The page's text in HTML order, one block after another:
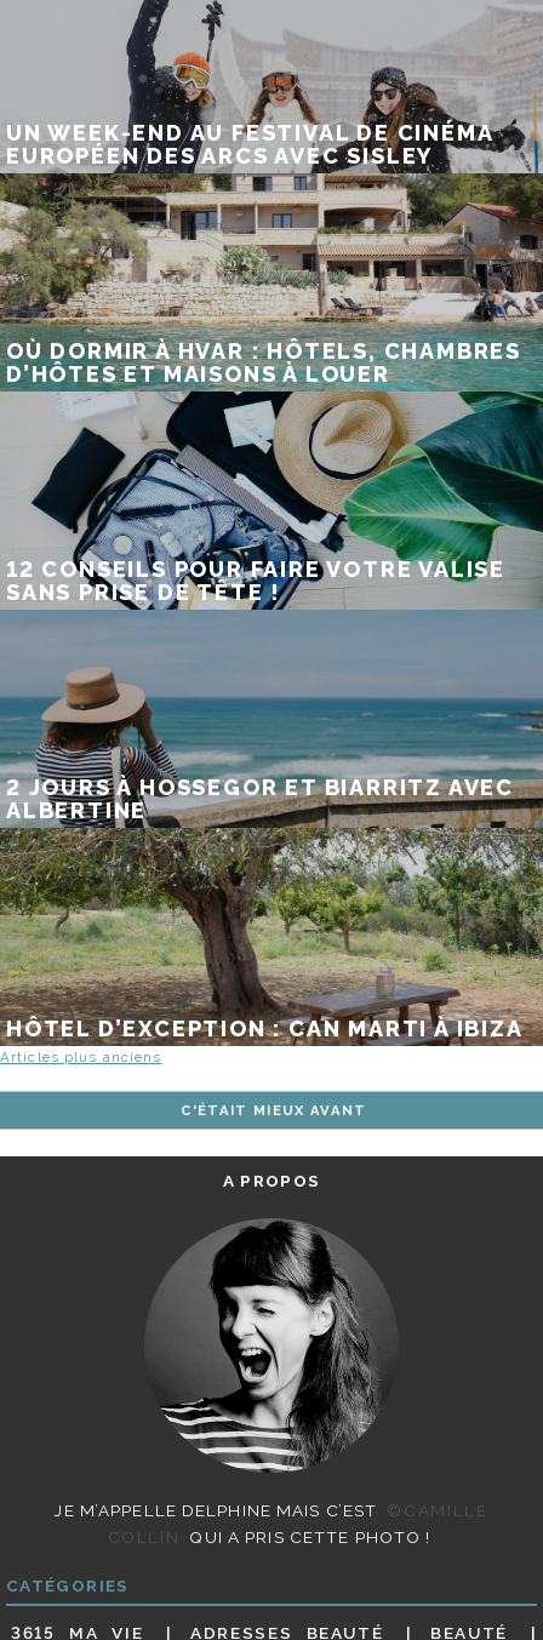
UN WEEK-END AU FESTIVAL DE CINÉMA
EUROPÉEN DES ARCS AVEC SISLEY
OÙ DORMIR À HVAR : HÔTELS, CHAMBRES
D’HÔTES ET MAISONS À LOUER
12 CONSEILS POUR FAIRE VOTRE VALISE
SANS PRISE DE TÊTE !
2 JOURS À HOSSEGOR ET BIARRITZ AVEC
ALBERTINE
HÔTEL D’EXCEPTION : CAN MARTI À IBIZA
NAVIGATION
DES
ARTICLES
Articles plus anciens
C'ÉTAIT MIEUX AVANT
A PROPOS
JE M’APPELLE DELPHINE MAIS C’EST
©CAMILLE
COLLIN
QUI A PRIS CETTE PHOTO !
CATÉGORIES
3615 MA VIE ADRESSES BEAUTÉ BEAUTÉ